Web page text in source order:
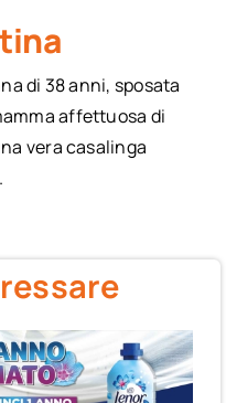
di 38 anni, sposata
affettuosa di
vera casalinga